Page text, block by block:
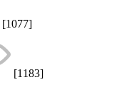
[1077]
[1183]